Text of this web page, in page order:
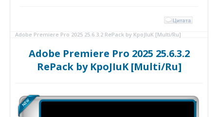
Adobe Premiere Pro 2025 25.6.3.2 RePack by KpoJIuK [Multi/Ru]
Adobe Premiere Pro 2025 25.6.3.2
RePack by KpoJIuK [Multi/Ru]